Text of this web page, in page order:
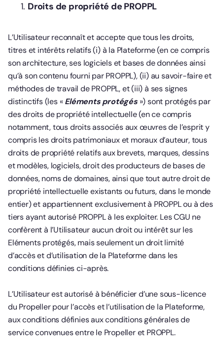
Droits de propriété de PROPPL
L’Utilisateur reconnaît et accepte que tous les droits,
titres et intérêts relatifs (i) à la Plateforme (en ce compris
son architecture, ses logiciels et bases de données ainsi
qu’à son contenu fourni par PROPPL), (ii) au savoir-faire et
méthodes de travail de PROPPL, et (iii) à ses signes
distinctifs (les «Eléments protégés») sont protégés par
des droits de propriété intellectuelle (en ce compris
notamment, tous droits associés aux œuvres de l’esprit y
compris les droits patrimoniaux et moraux d’auteur, tous
droits de propriété relatifs aux brevets, marques, dessins
et modèles, logiciels, droit des producteurs de bases de
données, noms de domaines, ainsi que tout autre droit de
propriété intellectuelle existants ou futurs, dans le monde
entier) et appartiennent exclusivement à PROPPL ou à des
tiers ayant autorisé PROPPL à les exploiter. Les CGU ne
confèrent à l’Utilisateur aucun droit ou intérêt sur les
Eléments protégés, mais seulement un droit limité
d’accès et d’utilisation de la Plateforme dans les
conditions définies ci-après.
L’Utilisateur est autorisé à bénéficier d’une sous-licence
du Propeller pour l’accès et l’utilisation de la Plateforme,
aux conditions définies aux conditions générales de
service convenues entre le Propeller et PROPPL.